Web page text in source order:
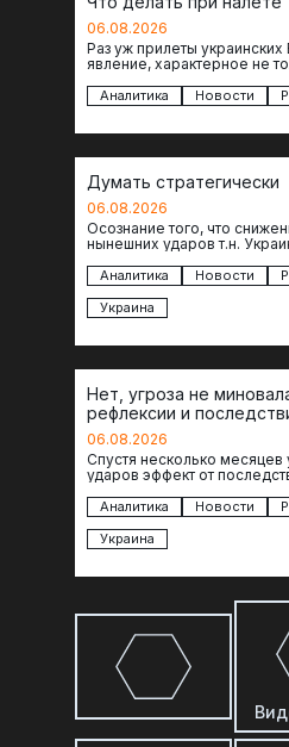
06.08.2026
Раз уж прилеты
явление, характерное не
Аналитика Новости
Думать стратегически
06.08.2026
Осознание того, что
нынешних ударов т.н.
— повод задаться
Аналитика Новости
Украина
Нет, угроза не
рефлексии и
отсутствия
06.08.2026
Спустя несколько месяцев
ударов эффект от
коллапса розничной
Аналитика Новости
Украина